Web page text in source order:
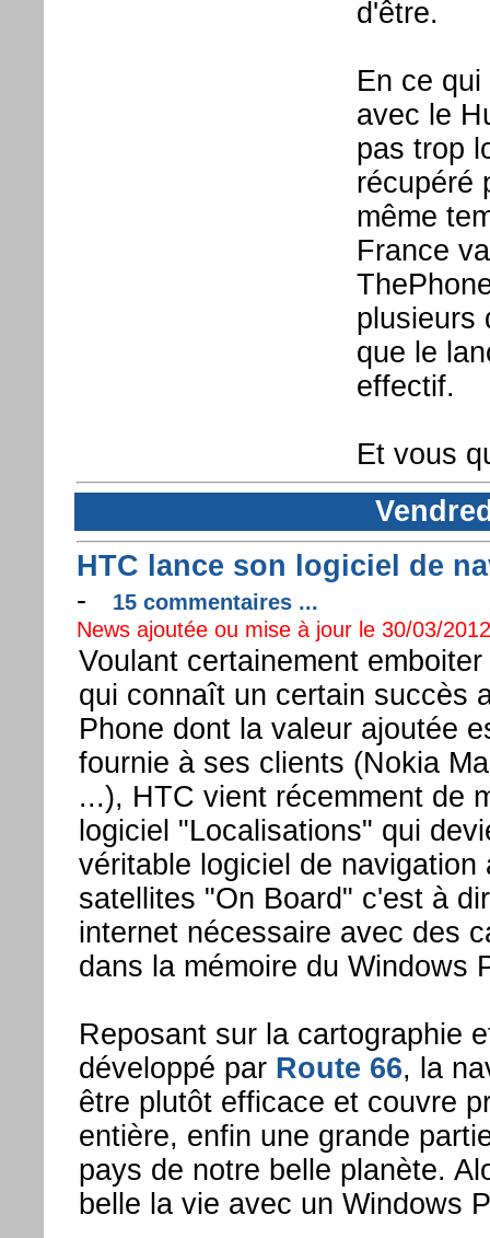
d'être.
En ce
avec le
pas trop
récupéré
même
France
plusieurs
que le
effectif.
Et vous
HTC lance son logiciel de
-
15 commentaires ...
News ajoutée ou mise à jour le 30/03/
Voulant certainement
qui connaît un certain succès
Phone dont la valeur ajoutée
fournie à ses clients (Nokia
...), HTC vient récemment de
logiciel "Localisations" qui
véritable logiciel de navigation
satellites "On Board" c'est à
internet nécessaire avec des
dans la mémoire du Windows
Reposant sur la cartographie
développé par Route 66, la
être plutôt efficace et couvre
entière, enfin une grande
pays de notre belle planète.
belle la vie avec un Windows